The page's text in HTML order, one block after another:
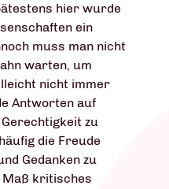
hier wurde
ein
muss man nicht
warten, um
nicht immer
Antworten auf
zu
die Freude
Gedanken zu
Maß kritisches